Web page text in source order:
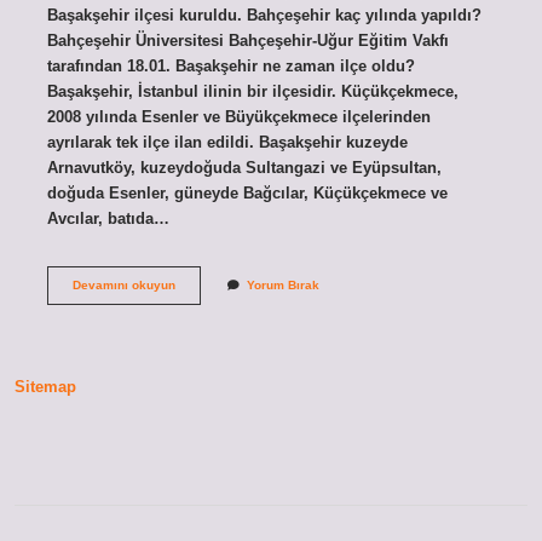
Başakşehir ilçesi kuruldu. Bahçeşehir kaç yılında yapıldı?
Bahçeşehir Üniversitesi Bahçeşehir-Uğur Eğitim Vakfı
tarafından 18.01. Başakşehir ne zaman ilçe oldu?
Başakşehir, İstanbul ilinin bir ilçesidir. Küçükçekmece,
2008 yılında Esenler ve Büyükçekmece ilçelerinden
ayrılarak tek ilçe ilan edildi. Başakşehir kuzeyde
Arnavutköy, kuzeydoğuda Sultangazi ve Eyüpsultan,
doğuda Esenler, güneyde Bağcılar, Küçükçekmece ve
Avcılar, batıda…
Devamını okuyunBahçeşehir Yorum Bırak
Sitemap